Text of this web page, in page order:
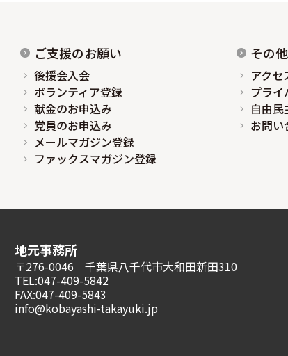
ご支援のお願い
後援会入会
ボランティア登録
献金のお申込み
党員のお申込み
メールマガジン登録
ファックスマガジン登録
その他
アクセ
プラ
自由民
お問い
地元事務所
〒276-0046 千葉県八千代市大和田新田310
TEL:047-409-5842
FAX:047-409-5843
info@kobayashi-takayuki.jp